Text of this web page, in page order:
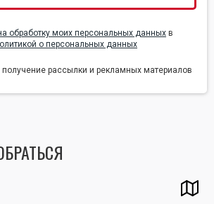
обработку моих персональных данных в
о персональных данных
получение рассылки и рекламных материалов